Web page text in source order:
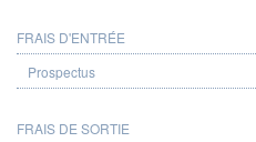
PROSPECTUS
FRAIS D'ENTRÉE
FRAIS DE SORTIE